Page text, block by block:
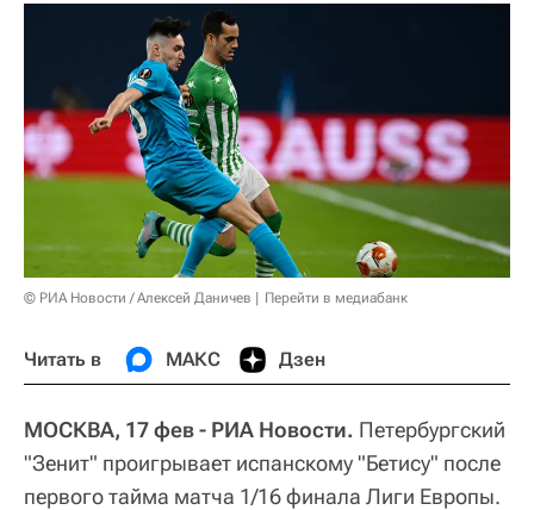
© РИА Новости / Алексей Даничев Перейти в медиабанк
Читать в МАКС Дзен
МОСКВА, 17 фев - РИА Новости. Петербургский
"Зенит" проигрывает испанскому "Бетису" после
первого тайма матча 1/16 финала Лиги Европы.